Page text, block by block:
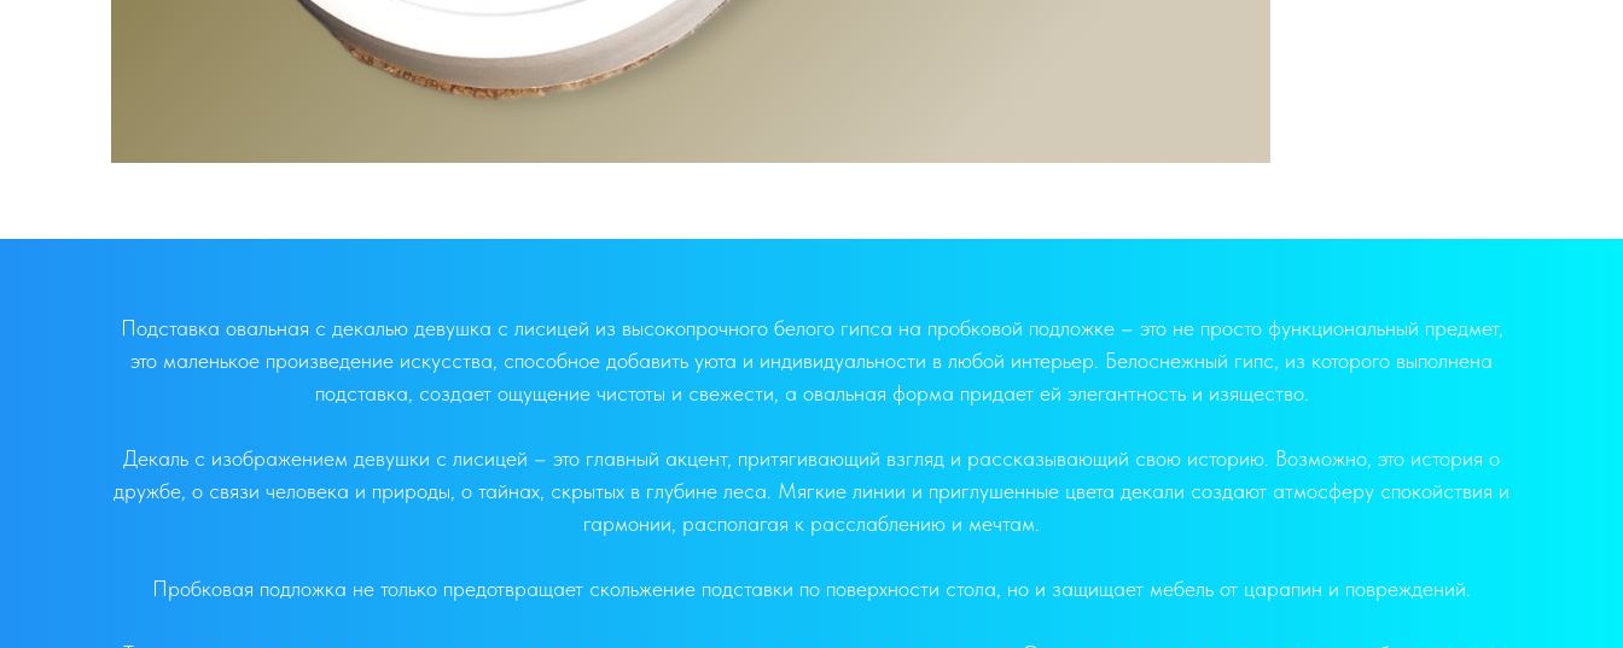
Подставка овальная с декалью девушка с лисицей из высокопрочного белого гипса на пробковой подложке – это не просто функциональный предмет,
это маленькое произведение искусства, способное добавить уюта и индивидуальности в любой интерьер. Белоснежный гипс, из которого выполнена
подставка, создает ощущение чистоты и свежести, а овальная форма придает ей элегантность и изящество.
Декаль с изображением девушки с лисицей – это главный акцент, притягивающий взгляд и рассказывающий свою историю. Возможно, это история о
дружбе, о связи человека и природы, о тайнах, скрытых в глубине леса. Мягкие линии и приглушенные цвета декали создают атмосферу спокойствия и
гармонии, располагая к расслаблению и мечтам.
Пробковая подложка не только предотвращает скольжение подставки по поверхности стола, но и защищает мебель от царапин и повреждений.